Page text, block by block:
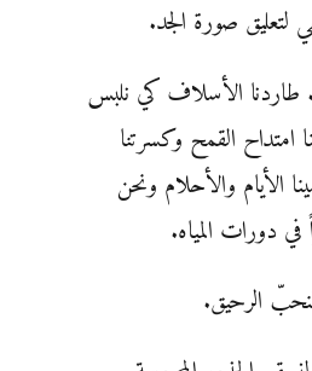
لتعليق صورة الجد.
. طاردنا الأسلاف كي نلبس
امتداح القمح وكسرتنا
الأيام والأحلام ونحن
دورات المياه.
الرحيق.